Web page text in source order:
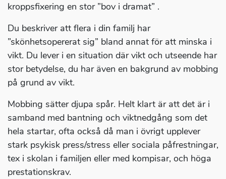
kroppsfixering en stor ”bov i dramat” .
Du beskriver att flera i din familj har
”skönhetsopererat sig” bland annat för att minska i
vikt. Du lever i en situation där vikt och utseende har
stor betydelse, du har även en bakgrund av mobbing
på grund av vikt.
Mobbing sätter djupa spår. Helt klart är att det är i
samband med bantning och viktnedgång som det
hela startar, ofta också då man i övrigt upplever
stark psykisk press/stress eller sociala påfrestningar,
tex i skolan i familjen eller med kompisar, och höga
prestationskrav.